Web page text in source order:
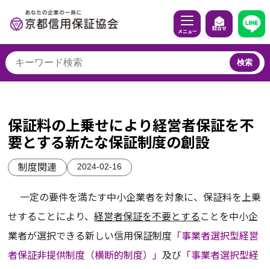
検索
保証料の上乗せにより経営者保証を不
要とする新たな保証制度の創設
制度関連 2024-02-16
一定の要件を満たす中小企業者を対象に、保証料を上乗
せすることにより、経営者保証を不要とする ことを中小企
業者が選択できる新しい信用保証制度 「事業者選択型経営
者保証非提供制度（横断的制度）」 及び 「事業者選択型経
メニュー
問合せ